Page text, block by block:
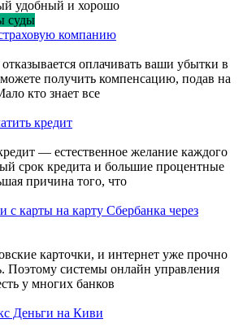
удобный и хорошо
суды
компанию
оплачивать ваши убытки в
получить компенсацию, подав на
кто знает все
кредит
— естественное желание каждого
срок кредита и большие процентные
причина того, что
с карты на карту Сбербанка через
карточки, и интернет уже прочно
системы онлайн управления
у многих банков
Деньги на Киви